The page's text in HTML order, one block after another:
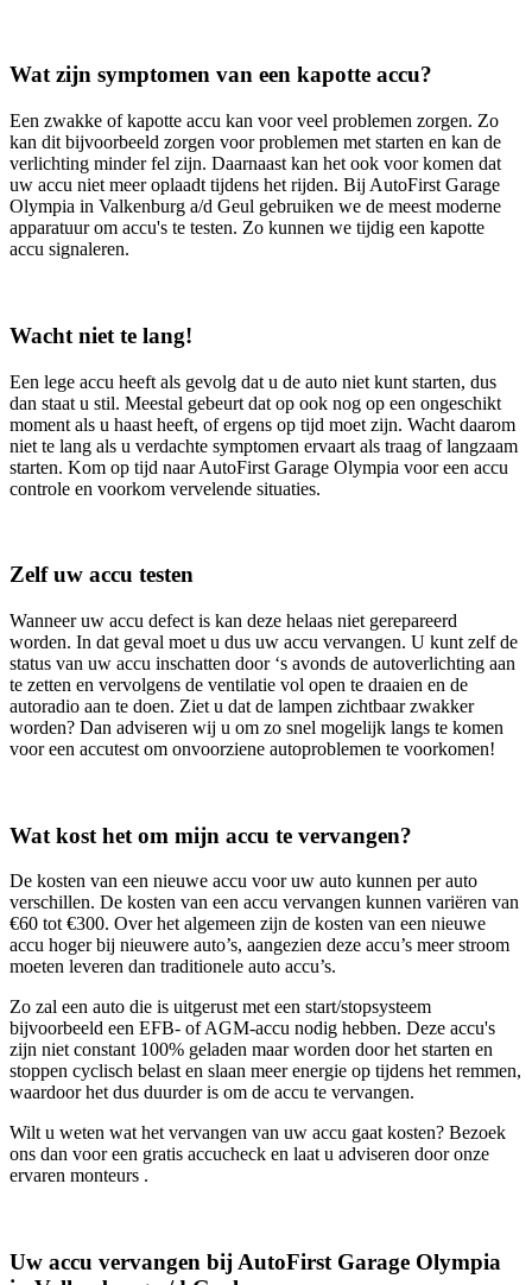
Wat zijn symptomen van een kapotte accu?
Een zwakke of kapotte accu kan voor veel problemen zorgen. Zo
kan dit bijvoorbeeld zorgen voor problemen met starten en kan de
verlichting minder fel zijn. Daarnaast kan het ook voor komen dat
uw accu niet meer oplaadt tijdens het rijden. Bij AutoFirst Garage
Olympia in Valkenburg a/d Geul gebruiken we de meest moderne
apparatuur om accu's te testen. Zo kunnen we tijdig een kapotte
accu signaleren.
Wacht niet te lang!
Een lege accu heeft als gevolg dat u de auto niet kunt starten, dus
dan staat u stil. Meestal gebeurt dat op ook nog op een ongeschikt
moment als u haast heeft, of ergens op tijd moet zijn. Wacht daarom
niet te lang als u verdachte symptomen ervaart als traag of langzaam
starten. Kom op tijd naar AutoFirst Garage Olympia voor een accu
controle en voorkom vervelende situaties.
Zelf uw accu testen
Wanneer uw accu defect is kan deze helaas niet gerepareerd
worden. In dat geval moet u dus uw accu vervangen. U kunt zelf de
status van uw accu inschatten door ‘s avonds de autoverlichting aan
te zetten en vervolgens de ventilatie vol open te draaien en de
autoradio aan te doen. Ziet u dat de lampen zichtbaar zwakker
worden? Dan adviseren wij u om zo snel mogelijk langs te komen
voor een accutest om onvoorziene autoproblemen te voorkomen!
Wat kost het om mijn accu te vervangen?
De kosten van een nieuwe accu voor uw auto kunnen per auto
verschillen. De kosten van een accu vervangen kunnen variëren van
€60 tot €300. Over het algemeen zijn de kosten van een nieuwe
accu hoger bij nieuwere auto’s, aangezien deze accu’s meer stroom
moeten leveren dan traditionele auto accu’s.
Zo zal een auto die is uitgerust met een start/stopsysteem
bijvoorbeeld een EFB- of AGM-accu nodig hebben. Deze accu's
zijn niet constant 100% geladen maar worden door het starten en
stoppen cyclisch belast en slaan meer energie op tijdens het remmen,
waardoor het dus duurder is om de accu te vervangen.
Wilt u weten wat het vervangen van uw accu gaat kosten? Bezoek
ons dan voor een gratis accucheck en laat u adviseren door onze
ervaren monteurs .
Uw accu vervangen bij AutoFirst Garage Olympia